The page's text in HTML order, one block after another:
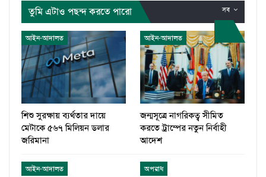
সব
তুমি এটাও পছন্দ করতে পারো
আইন-আদালত
শিশু সুরক্ষায় ব্যর্থতার দায়ে
মেটাকে ৫৬৭ মিলিয়ন ডলার
জরিমানা
আইন-আদালত
জন্মসূত্রে নাগরিকত্ব সীমিত
করতে ট্রাম্পের নতুন নির্বাহী
আদেশ
আইন-আদালত অপরাধ